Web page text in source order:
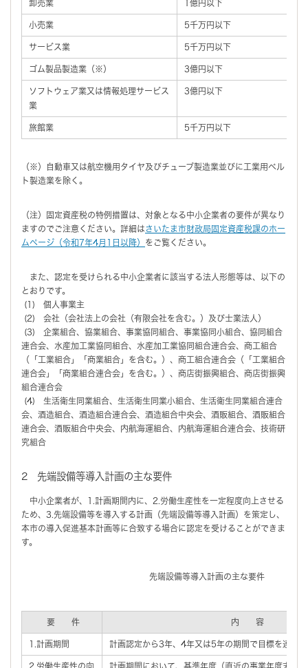
卸売業 1億円以下
小売業 5千万円以下
サービス業 5千万円以下
ゴム製品製造業（※） 3億円以下
ソフトウェア業又は情報処理サービス
業
3億円以下
旅館業 5千万円以下
（※）自動車又は航空機用タイヤ及びチューブ製造業並びに工業用ベル
ト製造業を除く。
（注）固定資産税の特例措置は、対象となる中小企業者の要件が異なり
ますのでご注意ください。詳細はさいたま市財政局固定資産税課のホー
ムページ（令和7年4月1日以降） をご覧ください。
また、認定を受けられる中小企業者に該当する法人形態等は、以下の
とおりです。
(1) 個人事業主
(2) 会社（会社法上の会社（有限会社を含む。）及び士業法人）
(3) 企業組合、協業組合、事業協同組合、事業協同小組合、協同組合
連合会、水産加工業協同組合、水産加工業協同組合連合会、商工組合
（「工業組合」「商業組合」を含む。）、商工組合連合会（「工業組合
連合会」「商業組合連合会」を含む。）、商店街振興組合、商店街振興
組合連合会
(4) 生活衛生同業組合、生活衛生同業小組合、生活衛生同業組合連合
会、酒造組合、酒造組合連合会、酒造組合中央会、酒販組合、酒販組合
連合会、酒販組合中央会、内航海運組合、内航海運組合連合会、技術研
究組合
2 先端設備等導入計画の主な要件
中小企業者が、1.計画期間内に、2.労働生産性を一定程度向上させる
ため、3.先端設備等を導入する計画（先端設備等導入計画）を策定し、
本市の導入促進基本計画等に合致する場合に認定を受けることができま
す。
先端設備等導入計画の主な要件
要 件 内 容
1.計画期間 計画認定から3年、4年又は5年の期間で目標を達成
2.労働生産性の向 計画期間において、基準年度（直近の事業年度末）